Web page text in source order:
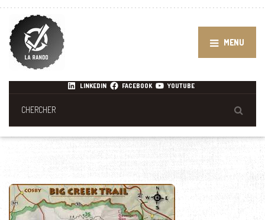
MENU
LINKEDIN FACEBOOK YOUTUBE